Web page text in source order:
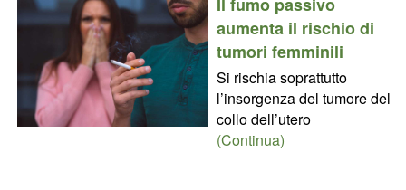
aumenta il rischio di
tumori femminili
Si rischia soprattutto
l’insorgenza del tumore del
collo dell’utero
(Continua)